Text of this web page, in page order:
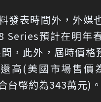
發表時間外，外媒
Series預計在明年
，此外，屆時價格
高(美國市場售價
台幣約為343萬元)。